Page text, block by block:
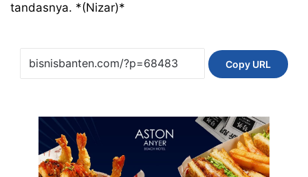
tandasnya. *(Nizar)*
Copy URL